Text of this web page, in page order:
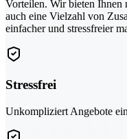
Vorteilen. Wir bieten Ihnen
auch eine Vielzahl von
einfacher und stressfreier
Stressfrei
Unkompliziert Angebote